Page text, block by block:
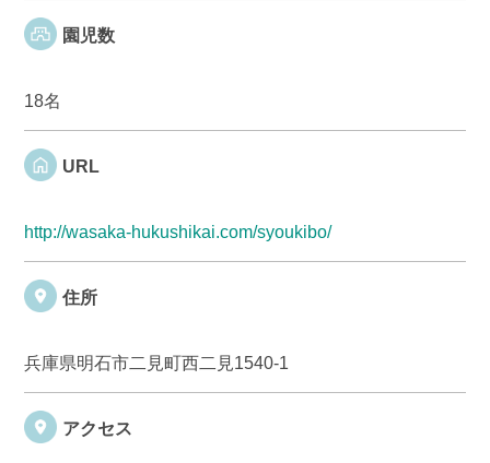
園児数
18名
URL
http://wasaka-hukushikai.com/syoukibo/
住所
兵庫県明石市二見町西二見1540-1
アクセス